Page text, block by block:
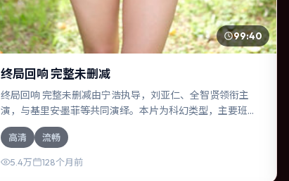
99:40
终局回响 完整未删减
终局回响 完整未删减由宁浩执导，刘亚仁、全智贤领衔主
演，与基里安·墨菲等共同演绎。本片为科幻类型，主要班底
与取景来自西班牙。一次跨国行动在暴雨夜失控，信任瞬间
崩塌。影片整体气质明快，节奏紧凑，人物动机清晰，适合
喜欢强情节与细腻表演的观众。
高清 流畅
5.4万 128个月前